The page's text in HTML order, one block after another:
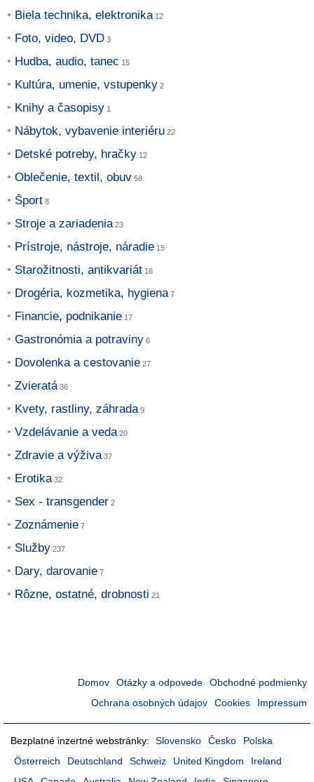
Biela technika, elektronika
Foto, video, DVD
Hudba, audio, tanec
Kultúra, umenie, vstupenky
Knihy a časopisy
Nábytok, vybavenie interiéru
Detské potreby, hračky
Oblečenie, textil, obuv
Šport
Stroje a zariadenia
Prístroje, nástroje, náradie
Starožitnosti, antikvariát
Drogéria, kozmetika, hygiena
Financie, podnikanie
Gastronómia a potraviny
Dovolenka a cestovanie
Zvieratá
Kvety, rastliny, záhrada
Vzdelávanie a veda
Zdravie a výživa
Erotika
Sex - transgender
Zoznámenie
Služby
Dary, darovanie
Rôzne, ostatné, drobnosti
Domov Otázky a odpovede
Obchodné podmienky
Ochrana osobných údajov
Cookies Impressum
Bezplatné inzertné webstránky: Slovensko Česko
Polska
Österreich
Deutschland Schweiz United Kingdom
Ireland